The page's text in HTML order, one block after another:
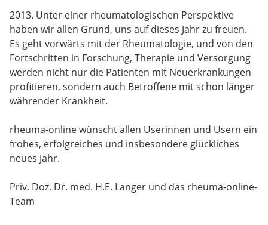
2013. Unter einer rheumatologischen Perspektive
haben wir allen Grund, uns auf dieses Jahr zu freuen.
Es geht vorwärts mit der Rheumatologie, und von den
Fortschritten in Forschung, Therapie und Versorgung
werden nicht nur die Patienten mit Neuerkrankungen
profitieren, sondern auch Betroffene mit schon länger
währender Krankheit.
rheuma-online wünscht allen Userinnen und Usern ein
frohes, erfolgreiches und insbesondere glückliches
neues Jahr.
Priv. Doz. Dr. med. H.E. Langer und das rheuma-online-
Team